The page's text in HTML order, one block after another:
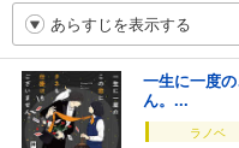
あらすじを表示する
一生に一度
ん。...
ラノベ